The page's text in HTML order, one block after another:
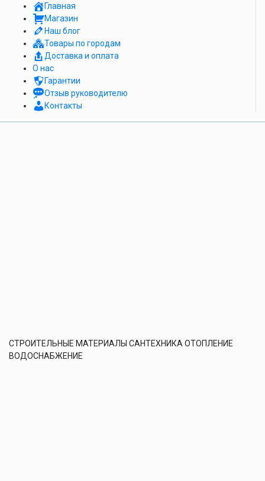
Главная
Магазин
Наш блог
Товары по городам
Доставка и оплата
О нас
Гарантии
Отзыв руководителю
Контакты
СТРОИТЕЛЬНЫЕ МАТЕРИАЛЫ САНТЕХНИКА ОТОПЛЕНИЕ
ВОДОСНАБЖЕНИЕ